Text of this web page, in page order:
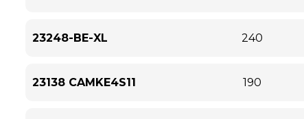
23248-BE-XL 240
23138 CAMKE4S11 190